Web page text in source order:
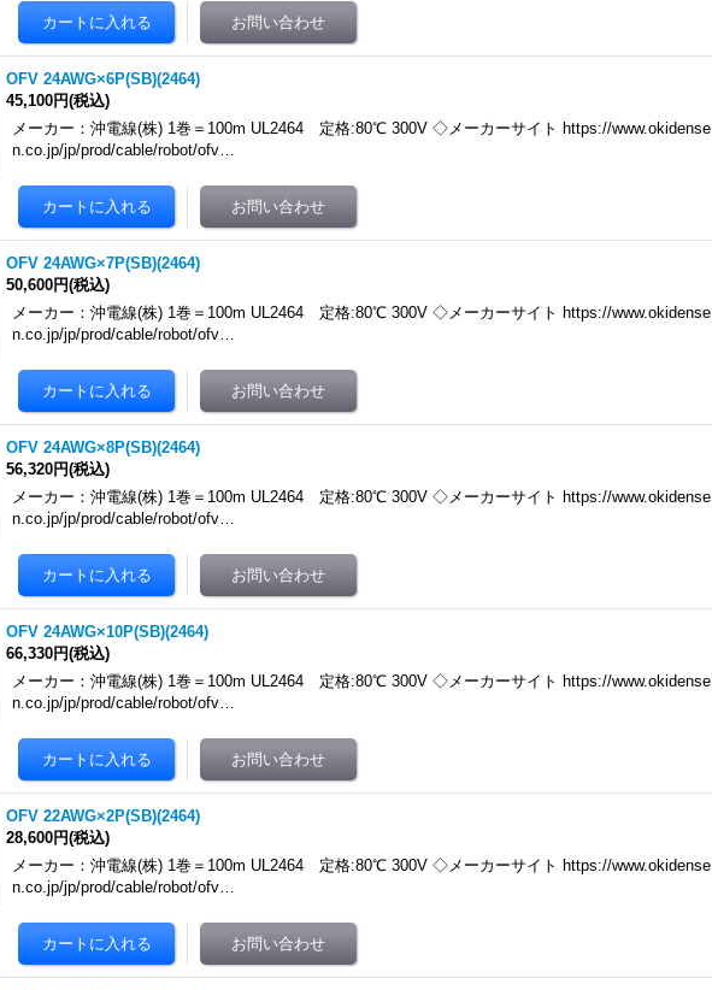
OFV 24AWG×6P(SB)(2464)
45,100円(税込)
メーカー：沖電線(株) 1巻＝100m UL2464 定格:80℃ 300V ◇メーカーサイト https://www.okidense
n.co.jp/jp/prod/cable/robot/ofv…
OFV 24AWG×7P(SB)(2464)
50,600円(税込)
メーカー：沖電線(株) 1巻＝100m UL2464 定格:80℃ 300V ◇メーカーサイト https://www.okidense
n.co.jp/jp/prod/cable/robot/ofv…
OFV 24AWG×8P(SB)(2464)
56,320円(税込)
メーカー：沖電線(株) 1巻＝100m UL2464 定格:80℃ 300V ◇メーカーサイト https://www.okidense
n.co.jp/jp/prod/cable/robot/ofv…
OFV 24AWG×10P(SB)(2464)
66,330円(税込)
メーカー：沖電線(株) 1巻＝100m UL2464 定格:80℃ 300V ◇メーカーサイト https://www.okidense
n.co.jp/jp/prod/cable/robot/ofv…
OFV 22AWG×2P(SB)(2464)
28,600円(税込)
メーカー：沖電線(株) 1巻＝100m UL2464 定格:80℃ 300V ◇メーカーサイト https://www.okidense
n.co.jp/jp/prod/cable/robot/ofv…